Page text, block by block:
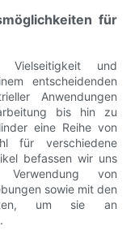
für
Vielseitigkeit und
entscheidenden
Anwendungen
bis hin zu
eine Reihe von
für verschiedene
befassen wir uns
von
sowie mit den
um sie an